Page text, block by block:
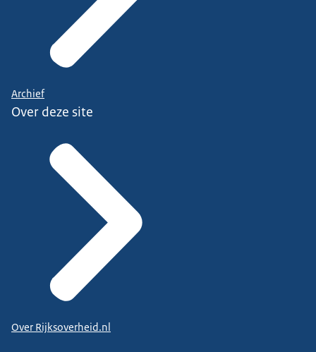
Archief
Over deze site
Over Rijksoverheid.nl